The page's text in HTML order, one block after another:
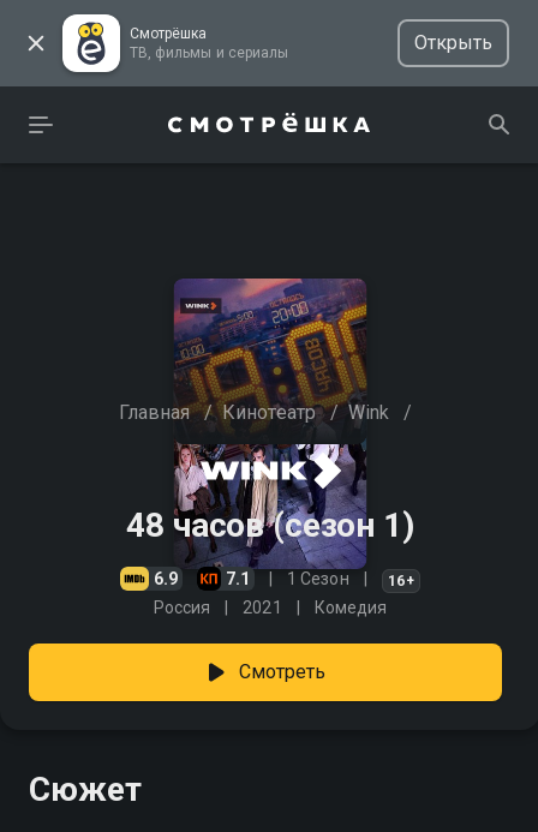
Смотрёшка
ТВ, фильмы и сериалы
Открыть
Главная / Кинотеатр / Wink /
48 часов (сезон 1)
6.9 7.1 1 Сезон 16+
Россия 2021 Комедия
Смотреть
Сюжет